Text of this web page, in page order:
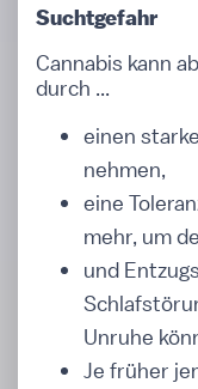
Suchtgefahr
Cannabis kann
durch ...
einen
nehmen,
eine
mehr, um
und
Unruhe
Je früher